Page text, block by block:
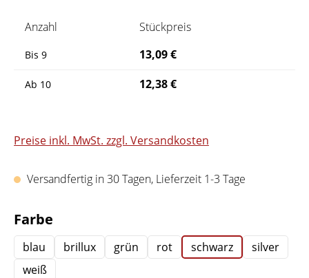
Anzahl Stückpreis
Bis 9 13,09 €
Ab 10 12,38 €
Preise inkl. MwSt. zzgl. Versandkosten
Versandfertig in 30 Tagen, Lieferzeit 1-3 Tage
Farbe
blau brillux grün rot schwarz
silver
weiß